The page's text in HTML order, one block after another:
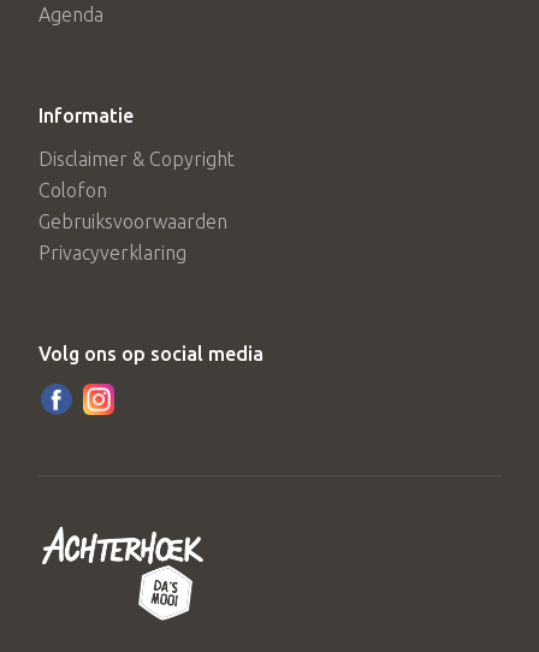
Agenda
Informatie
Disclaimer & Copyright
Colofon
Gebruiksvoorwaarden
Privacyverklaring
Volg ons op social media